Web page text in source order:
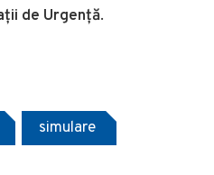
de Urgență.
simulare